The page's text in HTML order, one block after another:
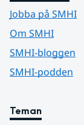
Jobba på SMHI
Om SMHI
SMHI-bloggen
SMHI-podden
Teman